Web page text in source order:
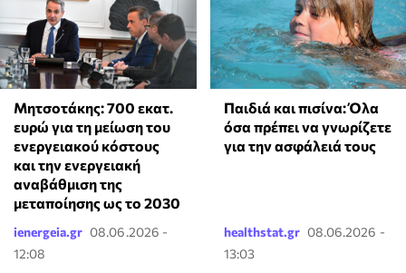
Μητσοτάκης: 700 εκατ.
ευρώ για τη μείωση του
ενεργειακού κόστους
και την ενεργειακή
αναβάθμιση της
μεταποίησης ως το 2030
ienergeia.gr 08.06.2026 -
12:08
Παιδιά και πισίνα: Όλα
όσα πρέπει να γνωρίζετε
για την ασφάλειά τους
healthstat.gr 08.06.2026 -
13:03